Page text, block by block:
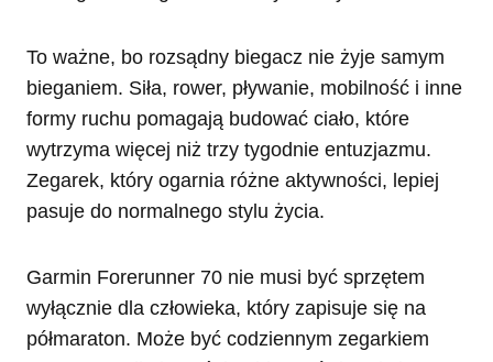
To ważne, bo rozsądny biegacz nie żyje samym
bieganiem. Siła, rower, pływanie, mobilność i inne
formy ruchu pomagają budować ciało, które
wytrzyma więcej niż trzy tygodnie entuzjazmu.
Zegarek, który ogarnia różne aktywności, lepiej
pasuje do normalnego stylu życia.
Garmin Forerunner 70 nie musi być sprzętem
wyłącznie dla człowieka, który zapisuje się na
półmaraton. Może być codziennym zegarkiem